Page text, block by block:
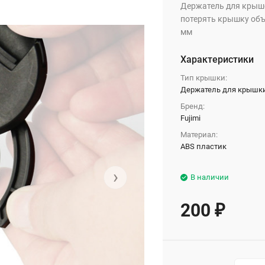
›
Держатель для
потерять крышку
мм
Характеристики
Тип крышки:
Держатель для
Бренд:
Fujimi
Материал:
ABS пластик
В наличии
200₽